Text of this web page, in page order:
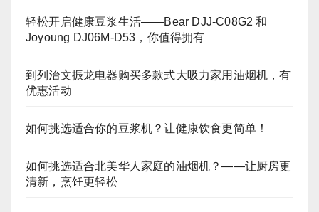
轻松开启健康豆浆生活——Bear DJJ‑C08G2 和
Joyoung DJ06M‑D53，你值得拥有
到列治文振龙电器购买多款式大吸力家用油烟机，有
优惠活动
如何挑选适合你的豆浆机？让健康饮食更简单！
如何挑选适合北美华人家庭的油烟机？——让厨房更
清新，烹饪更轻松